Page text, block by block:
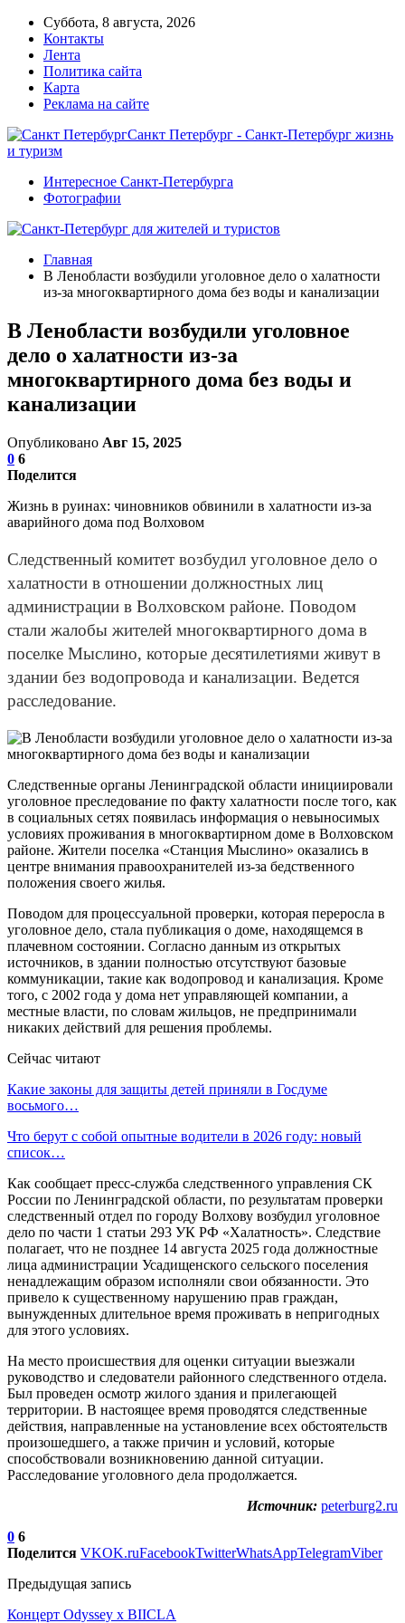
Суббота, 8 августа, 2026
Контакты
Лента
Политика сайта
Карта
Реклама на сайте
Санкт Петербург - Санкт-Петербург жизнь
и туризм
Интересное Санкт-Петербурга
Фотографии
Главная
В Ленобласти возбудили уголовное дело о халатности
из-за многоквартирного дома без воды и канализации
В Ленобласти возбудили уголовное
дело о халатности из-за
многоквартирного дома без воды и
канализации
Опубликовано Авг 15, 2025
0 6
Поделится
Жизнь в руинах: чиновников обвинили в халатности из-за
аварийного дома под Волховом
Следственный комитет возбудил уголовное дело о
халатности в отношении должностных лиц
администрации в Волховском районе. Поводом
стали жалобы жителей многоквартирного дома в
поселке Мыслино, которые десятилетиями живут в
здании без водопровода и канализации. Ведется
расследование.
Следственные органы Ленинградской области инициировали
уголовное преследование по факту халатности после того, как
в социальных сетях появилась информация о невыносимых
условиях проживания в многоквартирном доме в Волховском
районе. Жители поселка «Станция Мыслино» оказались в
центре внимания правоохранителей из-за бедственного
положения своего жилья.
Поводом для процессуальной проверки, которая переросла в
уголовное дело, стала публикация о доме, находящемся в
плачевном состоянии. Согласно данным из открытых
источников, в здании полностью отсутствуют базовые
коммуникации, такие как водопровод и канализация. Кроме
того, с 2002 года у дома нет управляющей компании, а
местные власти, по словам жильцов, не предпринимали
никаких действий для решения проблемы.
Сейчас читают
Какие законы для защиты детей приняли в Госдуме
восьмого…
Что берут с собой опытные водители в 2026 году: новый
список…
Как сообщает пресс-служба следственного управления СК
России по Ленинградской области, по результатам проверки
следственный отдел по городу Волхову возбудил уголовное
дело по части 1 статьи 293 УК РФ «Халатность». Следствие
полагает, что не позднее 14 августа 2025 года должностные
лица администрации Усадищенского сельского поселения
ненадлежащим образом исполняли свои обязанности. Это
привело к существенному нарушению прав граждан,
вынужденных длительное время проживать в непригодных
для этого условиях.
На место происшествия для оценки ситуации выезжали
руководство и следователи районного следственного отдела.
Был проведен осмотр жилого здания и прилегающей
территории. В настоящее время проводятся следственные
действия, направленные на установление всех обстоятельств
произошедшего, а также причин и условий, которые
способствовали возникновению данной ситуации.
Расследование уголовного дела продолжается.
Источник: peterburg2.ru
0 6
Поделится VKOK.ruFacebookTwitterWhatsAppTelegramViber
Предыдущая запись
Концерт Odyssey x BIICLA